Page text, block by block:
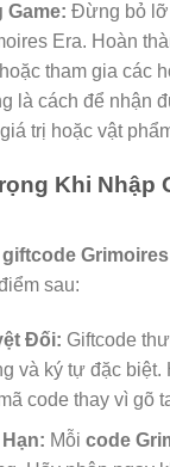
Game: Đừng bỏ lỡ
Era. Hoàn
tham gia các
là cách để nhận
trị hoặc vật
Khi Nhập
giftcode
sau:
Đối: Giftcode
và ký tự đặc biệt.
code thay vì gõ
Mỗi code